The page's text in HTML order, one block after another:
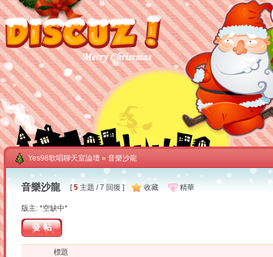
Yes98歌唱聊天室論壇 » 音樂沙龍
音樂沙龍 [5 主題 / 7 回復 ] 收藏 精華
版主: *空缺中*
發帖
標題